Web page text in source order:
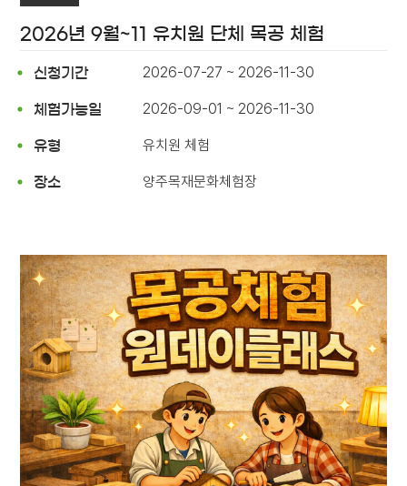
2026년 9월~11 유치원 단체 목공 체험
신청기간 2026-07-27 ~ 2026-11-30
체험가능일 2026-09-01 ~ 2026-11-30
유형 유치원 체험
장소 양주목재문화체험장